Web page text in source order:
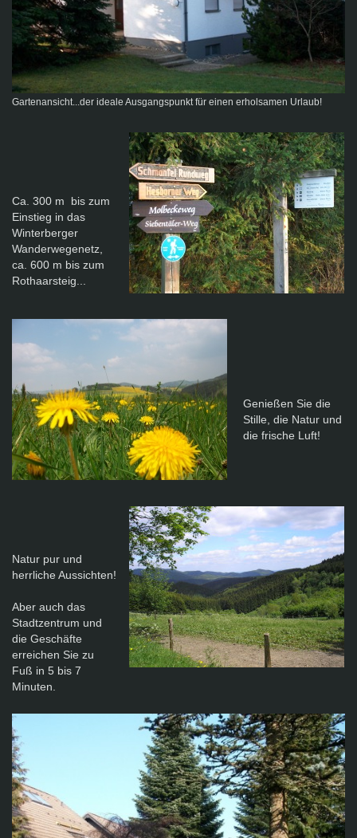
Gartenansicht...der ideale Ausgangspunkt für einen erholsamen Urlaub!
Ca. 300 m bis zum
Einstieg in das
Winterberger
Wanderwegenetz,
ca. 600 m bis zum
Rothaarsteig...
Genießen Sie die
Stille, die Natur und
die frische Luft!
Natur pur und
herrliche Aussichten!
Aber auch das
Stadtzentrum und
die Geschäfte
erreichen Sie zu
Fuß in 5 bis 7
Minuten.